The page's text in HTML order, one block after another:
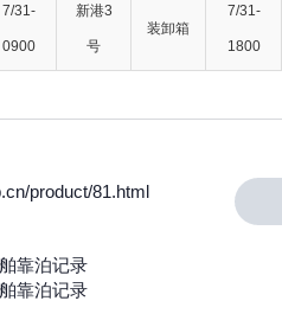
7/31-
0900
新港3
号
装卸箱
7/31-
1800
product/81.html
靠泊记录
靠泊记录